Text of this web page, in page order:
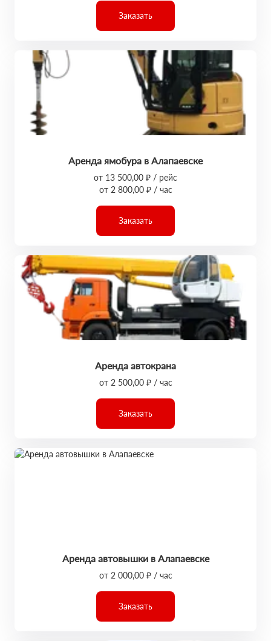
Заказать
Аренда ямобура в Алапаевске
от 13 500,00 ₽ / рейс
от 2 800,00 ₽ / час
Заказать
Аренда автокрана
от 2 500,00 ₽ / час
Заказать
Аренда автовышки в Алапаевске
от 2 000,00 ₽ / час
Заказать